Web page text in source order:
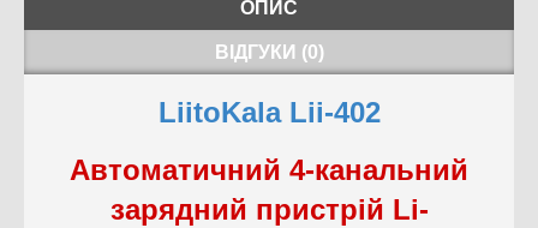
ОПИС
ВІДГУКИ (0)
LiitoKala Lii-402
Автоматичний 4-канальний
зарядний пристрій Li-